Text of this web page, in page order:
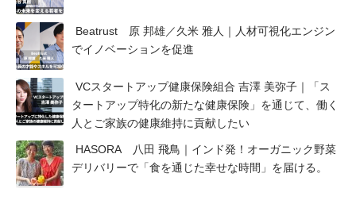
Beatrust 原 邦雄／久米 雅人｜人材可視化エンジン
でイノベーションを促進
VCスタートアップ健康保険組合 吉澤 美弥子｜「ス
タートアップ特化の新たな健康保険」を通じて、働く
人とご家族の健康維持に貢献したい
HASORA 八田 飛鳥｜インド発！オーガニック野菜
デリバリーで「食を通じた幸せな時間」を届ける。